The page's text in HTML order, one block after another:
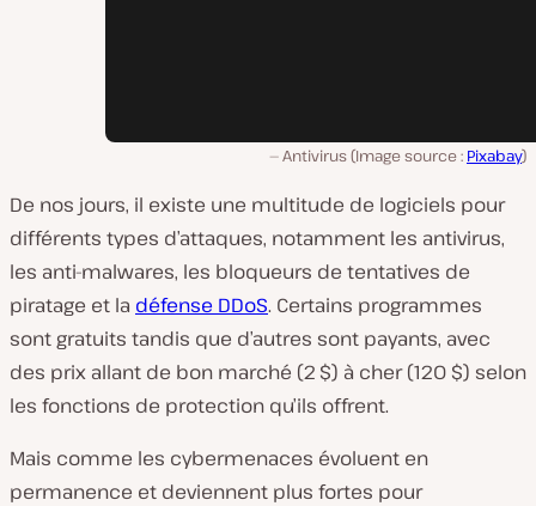
Antivirus (Image source : Pixabay)
De nos jours, il existe une multitude de logiciels pour
différents types d’attaques, notamment les antivirus,
les anti-malwares, les bloqueurs de tentatives de
piratage et la défense DDoS. Certains programmes
sont gratuits tandis que d’autres sont payants, avec
des prix allant de bon marché (2 $) à cher (120 $) selon
les fonctions de protection qu’ils offrent.
Mais comme les cybermenaces évoluent en
permanence et deviennent plus fortes pour